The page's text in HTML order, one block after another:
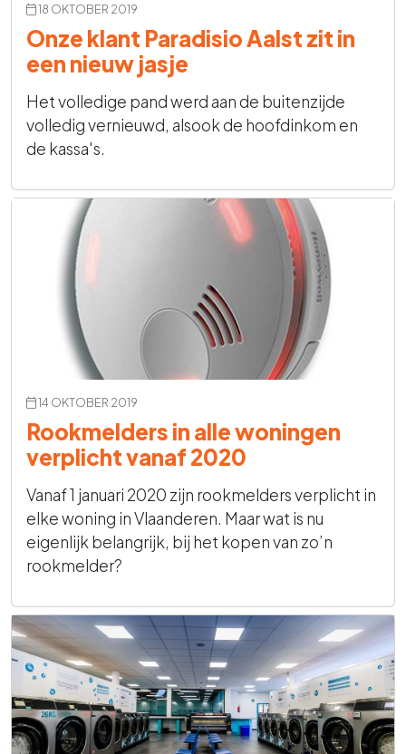
18 OKTOBER 2019
Onze klant Paradisio Aalst zit in
een nieuw jasje
Het volledige pand werd aan de buitenzijde
volledig vernieuwd, alsook de hoofdinkom en
de kassa's.
14 OKTOBER 2019
Rookmelders in alle woningen
verplicht vanaf 2020
Vanaf 1 januari 2020 zijn rookmelders verplicht in
elke woning in Vlaanderen. Maar wat is nu
eigenlijk belangrijk, bij het kopen van zo’n
rookmelder?